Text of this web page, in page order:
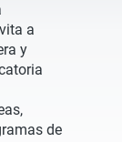
a
y
de